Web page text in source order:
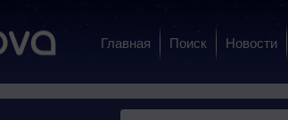
Главная Поиск Новости